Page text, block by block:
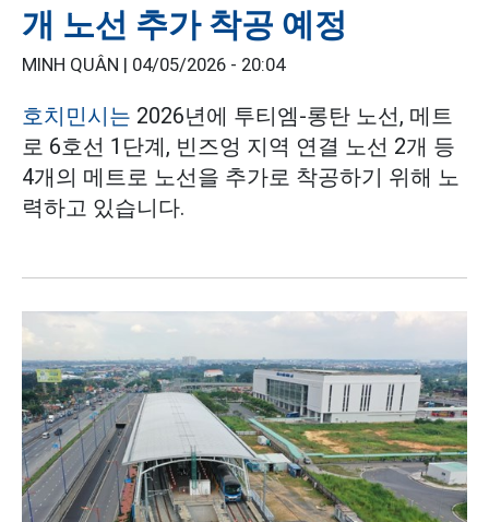
개 노선 추가 착공 예정
MINH QUÂN | 04/05/2026 - 20:04
호치민시는 2026년에 투티엠-롱탄 노선, 메트
로 6호선 1단계, 빈즈엉 지역 연결 노선 2개 등
4개의 메트로 노선을 추가로 착공하기 위해 노
력하고 있습니다.